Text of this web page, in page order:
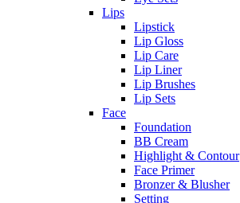
Lips
Lipstick
Lip Gloss
Lip Care
Lip Liner
Lip Brushes
Lip Sets
Face
Foundation
BB Cream
Highlight & Contour
Face Primer
Bronzer & Blusher
Setting